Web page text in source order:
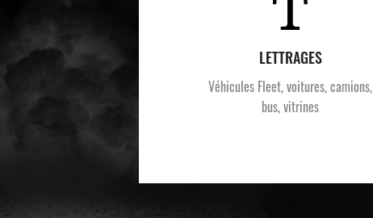
LETTRAGES
Véhicules Fleet, voitures, camions,
bus, vitrines